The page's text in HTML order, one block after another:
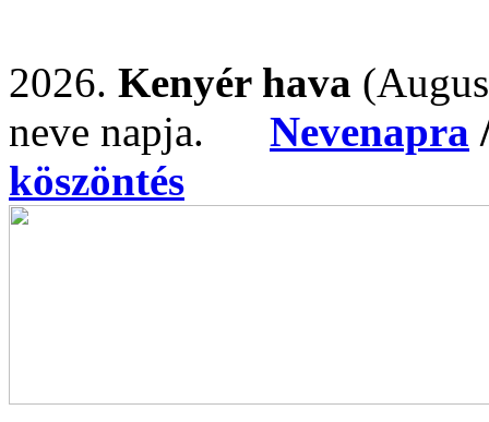
2026. Kenyér hava
neve napja. Nevenapra
köszöntés